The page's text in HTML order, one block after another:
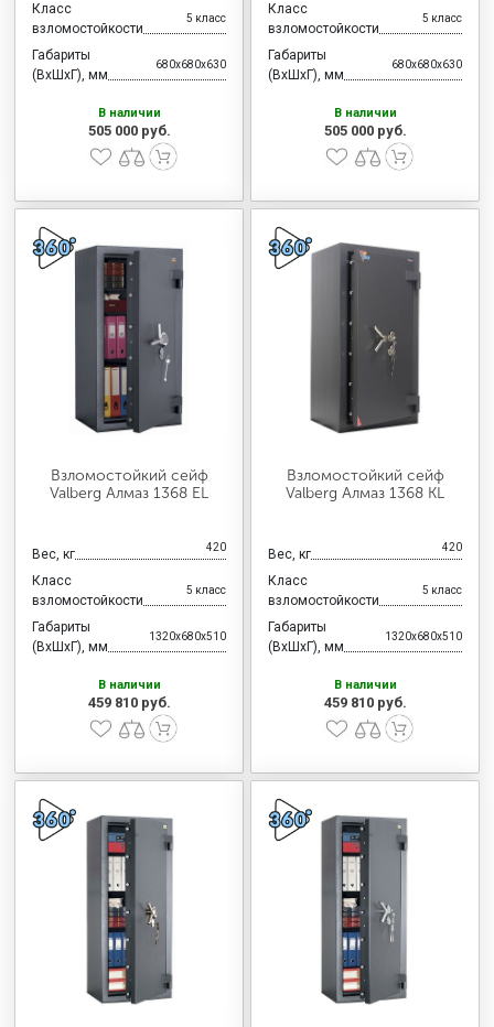
Класс
взломостойкости
5 класс
Габариты
(ВхШхГ), мм
680x680x630
В наличии
505 000 руб.
Класс
взломостойкости
5 класс
Габариты
(ВхШхГ), мм
680x680x630
В наличии
505 000 руб.
Взломостойкий сейф
Valberg Алмаз 1368 EL
Вес, кг 420
Класс
взломостойкости
5 класс
Габариты
(ВхШхГ), мм
1320x680x510
В наличии
459 810 руб.
Взломостойкий сейф
Valberg Алмаз 1368 KL
Вес, кг 420
Класс
взломостойкости
5 класс
Габариты
(ВхШхГ), мм
1320x680x510
В наличии
459 810 руб.